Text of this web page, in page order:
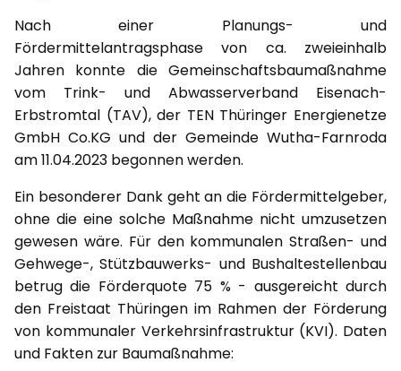
Nach einer Planungs- und
Fördermittelantragsphase von ca. zweieinhalb
Jahren konnte die Gemeinschaftsbaumaßnahme
vom Trink- und Abwasserverband Eisenach-
Erbstromtal (TAV), der TEN Thüringer Energienetze
GmbH Co.KG und der Gemeinde Wutha-Farnroda
am 11.04.2023 begonnen werden.
Ein besonderer Dank geht an die Fördermittelgeber,
ohne die eine solche Maßnahme nicht umzusetzen
gewesen wäre. Für den kommunalen Straßen- und
Gehwege-, Stützbauwerks- und Bushaltestellenbau
betrug die Förderquote 75 % - ausgereicht durch
den Freistaat Thüringen im Rahmen der Förderung
von kommunaler Verkehrsinfrastruktur (KVI). Daten
und Fakten zur Baumaßnahme: